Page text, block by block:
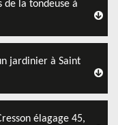
de la tondeuse à
jardinier à Saint
élagage 45,